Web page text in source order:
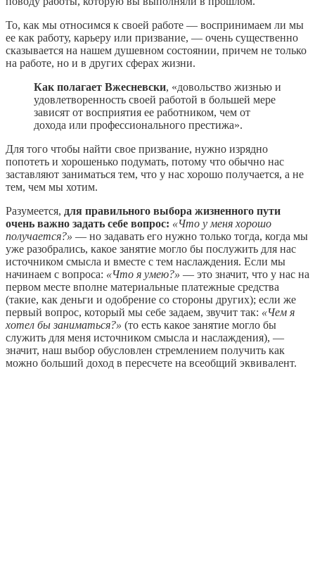
То, как мы относимся к своей работе — воспринимаем ли мы
ее как работу, карьеру или призвание, — очень существенно
сказывается на нашем душевном состоянии, причем не только
на работе, но и в других сферах жизни.
Как полагает Вжесневски, «довольство жизнью и
удовлетворенность своей работой в большей мере
зависят от восприятия ее работником, чем от
дохода или профессионального престижа».
Для того чтобы найти свое призвание, нужно изрядно
попотеть и хорошенько подумать, потому что обычно нас
заставляют заниматься тем, что у нас хорошо получается, а не
тем, чем мы хотим.
Разумеется, для правильного выбора жизненного пути
очень важно задать себе вопрос: «Что у меня хорошо
получается?» — но задавать его нужно только тогда, когда мы
уже разобрались, какое занятие могло бы послужить для нас
источником смысла и вместе с тем наслаждения. Если мы
начинаем с вопроса: «Что я умею?» — это значит, что у нас на
первом месте вполне материальные платежные средства
(такие, как деньги и одобрение со стороны других); если же
первый вопрос, который мы себе задаем, звучит так: «Чем я
хотел бы заниматься?» (то есть какое занятие могло бы
служить для меня источником смысла и наслаждения), —
значит, наш выбор обусловлен стремлением получить как
можно больший доход в пересчете на всеобщий эквивалент.